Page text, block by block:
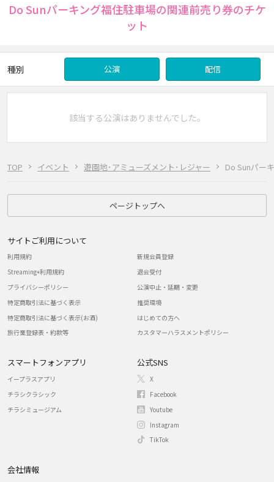
TOP イベント 遊園地･アミューズメント･レジャー Do Sunパー
Do Sunパーキング福住駐車場の関連前売り券のチケ
ット
種別 公演 配信
該当する公演はありませんでした。
ページトップへ
サイトご利用について
利用規約
Streaming+利用規約
プライバシーポリシー
特定商取引法に基づく表示
特定商取引法に基づく表示(お酒)
旅行業登録表・約款等
新規会員登録
退会受付
公演中止・延期・変更
推奨環境
はじめての方へ
カスタマーハラスメントポリシー
スマートフォンアプリ
イープラスアプリ
チラシクラシック
チラシミュージアム
公式SNS
X
Facebook
Youtube
Instagram
TikTok
会社情報